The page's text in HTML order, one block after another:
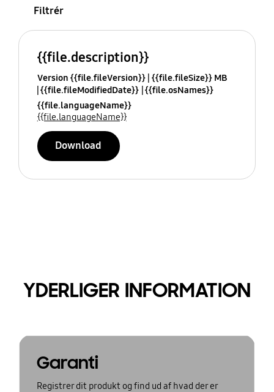
Filtrér
{{file.description}}
Version {{file.fileVersion}} {{file.fileSize}} MB
{{file.fileModifiedDate}} {{file.osNames}}
{{file.languageName}}
{{file.languageName}}
Download
YDERLIGER INFORMATION
Garanti
Registrer dit produkt og find ud af hvad der er